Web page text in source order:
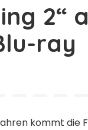
2“
ray
kommt die